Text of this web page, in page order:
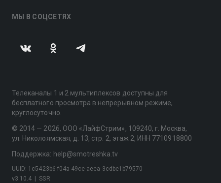
МЫ В СОЦСЕТЯХ
Телеканалы 1 и 2 мультиплексов доступны для
бесплатного просмотра в непрерывном режиме,
круглосуточно.
© 2014 — 2026, ООО «ЛайфСтрим», 109240, г. Москва,
ул. Николоямская, д. 13, стр. 2, этаж 2, ИНН 7710918800
Поддержка: help@smotreshka.tv
v3.10.4 SSR
UUID: 1c5423b6-f04a-49ce-aeea-3cdbe1b79570